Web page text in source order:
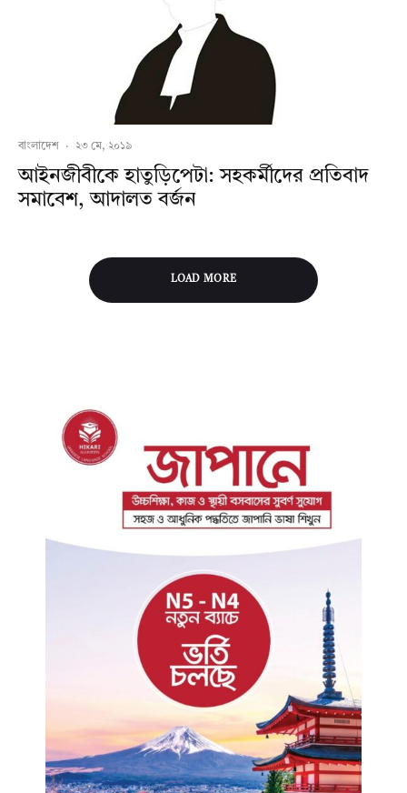
বাংলাদেশ · ২৩ মে, ২০১৯
আইনজীবীকে হাতুড়িপেটা: সহকর্মীদের প্রতিবাদ
সমাবেশ, আদালত বর্জন
LOAD MORE